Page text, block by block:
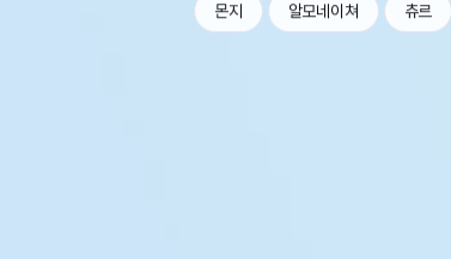
몬지 알모네이쳐 츄르